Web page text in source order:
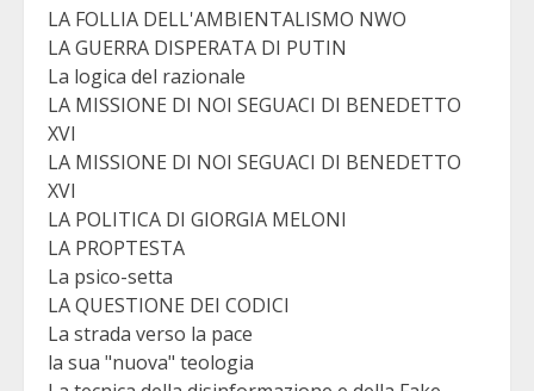
LA FOLLIA DELL'AMBIENTALISMO NWO
LA GUERRA DISPERATA DI PUTIN
La logica del razionale
LA MISSIONE DI NOI SEGUACI DI BENEDETTO
XVI
LA MISSIONE DI NOI SEGUACI DI BENEDETTO
XVI
LA POLITICA DI GIORGIA MELONI
LA PROPTESTA
La psico-setta
LA QUESTIONE DEI CODICI
La strada verso la pace
la sua "nuova" teologia